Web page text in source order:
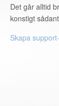
Det går alltid
konstigt
Skapa